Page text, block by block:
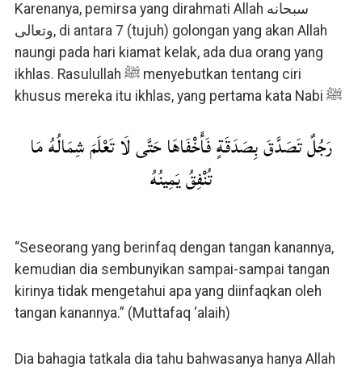
Karenanya, pemirsa yang dirahmati Allah سبحانه
وتعالى, di antara 7 (tujuh) golongan yang akan Allah
naungi pada hari kiamat kelak, ada dua orang yang
ikhlas. Rasulullah ﷺ menyebutkan tentang ciri
khusus mereka itu ikhlas, yang pertama kata Nabi ﷺ
رَجُلٌ تَصَدَّقَ بِصَدَقَةٍ فَأَخْفَاهَا حَتَّى لَا تَعْلَمَ شِمَالُهُ مَا
تُنْفِقُ يَمِينُهُ
“Seseorang yang berinfaq dengan tangan kanannya,
kemudian dia sembunyikan sampai-sampai tangan
kirinya tidak mengetahui apa yang diinfaqkan oleh
tangan kanannya.” (Muttafaq ‘alaih)
Dia bahagia tatkala dia tahu bahwasanya hanya Allah